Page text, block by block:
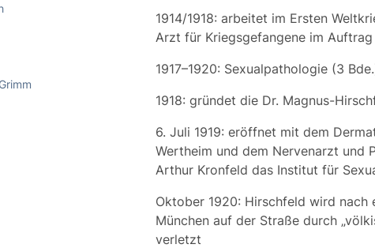
1914/1918: arbeitet im Ersten
Arzt für Kriegsgefangene im
1917–1920: Sexualpathologie (3
1918: gründet die Dr. Magnus-
6. Juli 1919: eröffnet mit dem
Wertheim und dem Nervenarzt und
Arthur Kronfeld das Institut für
Oktober 1920: Hirschfeld wird nach
München auf der Straße durch
verletzt